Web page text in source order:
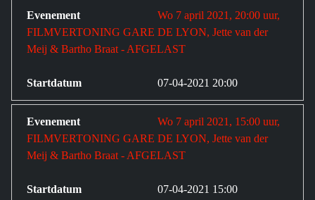
Wo 7 april 2021, 20:00 uur,
FILMVERTONING GARE DE LYON, Jette van der
Meij & Bartho Braat - AFGELAST
07-04-2021 20:00
Wo 7 april 2021, 15:00 uur,
FILMVERTONING GARE DE LYON, Jette van der
Meij & Bartho Braat - AFGELAST
07-04-2021 15:00